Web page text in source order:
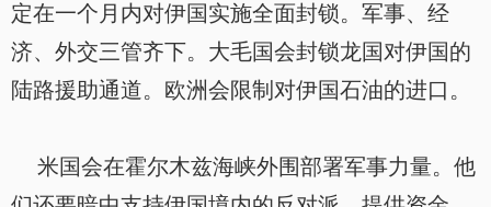
定在一个月内对伊国实施全面封锁。军事、经
济、外交三管齐下。大毛国会封锁龙国对伊国的
陆路援助通道。欧洲会限制对伊国石油的进口。
米国会在霍尔木兹海峡外围部署军事力量。他